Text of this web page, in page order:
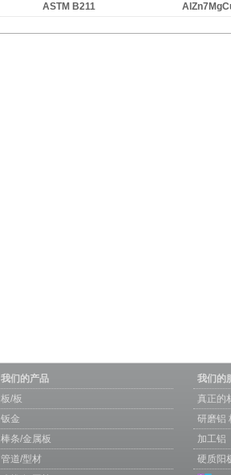
ASTM B211
我们的产品
板/板
钣金
棒条/金属板
管道/型材
我们的
真正的
研磨铝
加工铝
硬质阳